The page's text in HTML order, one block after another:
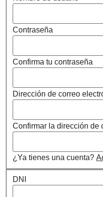
Contraseña
Confirma tu contraseña
Dirección de correo
Confirmar la dirección de
¿Ya tienes una cuenta?
DNI